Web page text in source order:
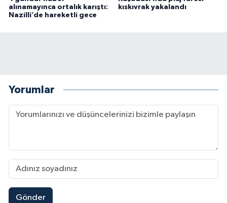
alınamayınca ortalık karıştı:
Nazilli’de hareketli gece
kıskıvrak yakalandı
Yorumlar
Gönder